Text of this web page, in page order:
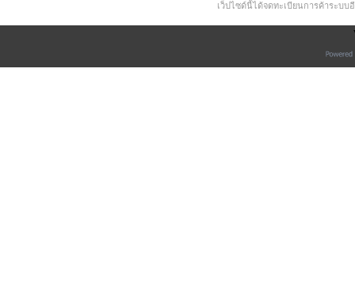
เว็ปไซด์นี้ได้จดทะเบียนการค้าระบบ